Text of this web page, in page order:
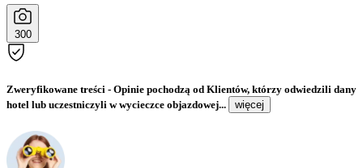
300
Zweryfikowane treści - Opinie pochodzą od Klientów, którzy odwiedzili dany
hotel lub uczestniczyli w wycieczce objazdowej...
więcej